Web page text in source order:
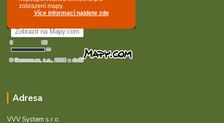
Adresa
VVV System s.r.o.